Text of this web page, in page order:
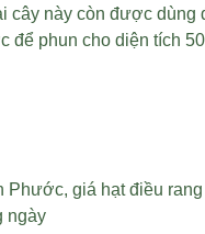
này còn được dùng
để phun cho diện tích
Phước,giá hạt điều
ngày